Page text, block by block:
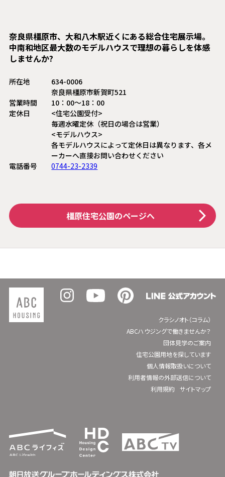
奈良県橿原市、大和八木駅近くにある総合住宅展示場。
中南和地区最大数のモデルハウスで理想の暮らしを体感
しませんか?
所在地
634-0006
奈良県橿原市新賀町521
営業時間
10：00〜18：00
定休日
<住宅公園受付>
毎週水曜定休（祝日の場合は営業）
<モデルハウス>
各モデルハウスによって定休日は異なります、各メ
ーカーへ直接お問い合わせください
電話番号
0744-23-2339
橿原住宅公園のページへ
クラシノオト（コラム）
ABCハウジングで働きませんか？
団体見学のご案内
住宅公園用地を探しています
個人情報取扱いについて
利用者情報の外部送信について
利用規約
サイトマップ